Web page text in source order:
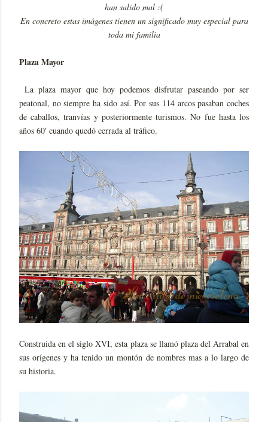
han salido mal :(
En concreto estas imágenes tienen un significado muy especial para
toda mi familia
Plaza Mayor
La plaza mayor que hoy podemos disfrutar paseando por ser
peatonal, no siempre ha sido así. Por sus 114 arcos pasaban coches
de caballos, tranvías y posteriormente turismos. No fue hasta los
años 60' cuando quedó cerrada al tráfico.
Construida en el siglo XVI, esta plaza se llamó plaza del Arrabal en
sus orígenes y ha tenido un montón de nombres mas a lo largo de
su historia.